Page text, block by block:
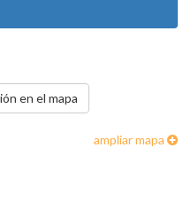
en el mapa
ampliar mapa